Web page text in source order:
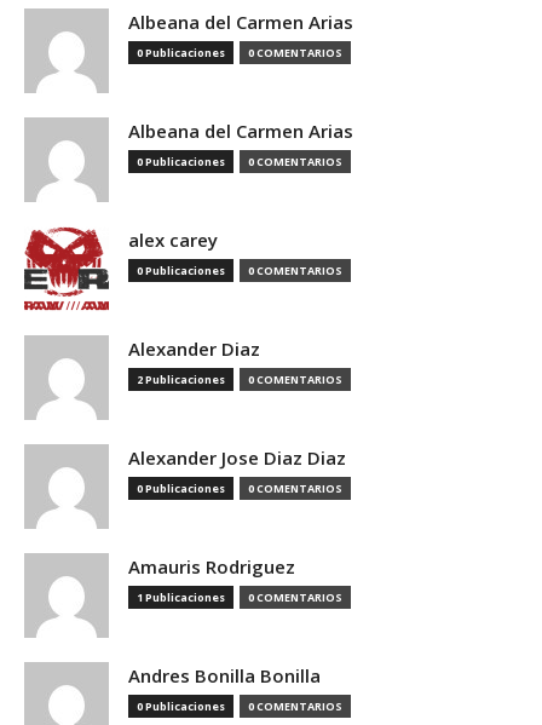
Albeana del Carmen Arias
0 Publicaciones 0 COMENTARIOS
Albeana del Carmen Arias
0 Publicaciones 0 COMENTARIOS
alex carey
0 Publicaciones 0 COMENTARIOS
Alexander Diaz
2 Publicaciones 0 COMENTARIOS
Alexander Jose Diaz Diaz
0 Publicaciones 0 COMENTARIOS
Amauris Rodriguez
1 Publicaciones 0 COMENTARIOS
Andres Bonilla Bonilla
0 Publicaciones 0 COMENTARIOS